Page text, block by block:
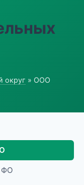
округ » ООО
ФО